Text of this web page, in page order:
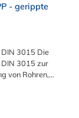
- gerippte
DIN 3015 Die
DIN 3015 zur
von Rohren,
Passende